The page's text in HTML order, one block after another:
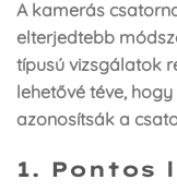
A kamerás
elterjedtebb
típusú vizsgálatok
lehetővé téve,
azonosítsák a
1. Pontos